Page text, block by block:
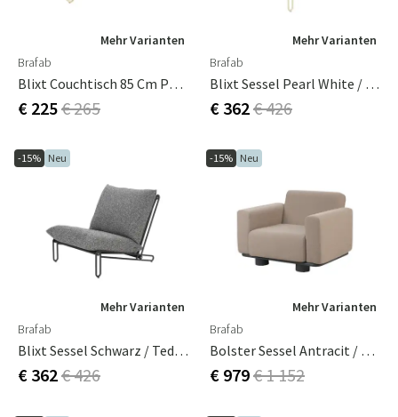
Mehr Varianten
Brafab
Blixt Couchtisch 85 Cm Pearl White
€ 225€ 265
Mehr Varianten
Brafab
Blixt Sessel Pearl White / Teddy Orange
€ 362€ 426
-15% Neu
Mehr Varianten
Brafab
Blixt Sessel Schwarz / Teddy Ant
€ 362€ 426
-15% Neu
Mehr Varianten
Brafab
Bolster Sessel Antracit / Teddy Beige
€ 979€ 1 152